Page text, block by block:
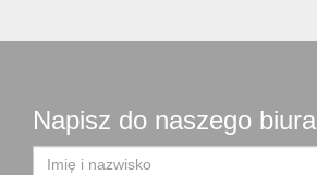
Napisz do naszego biura